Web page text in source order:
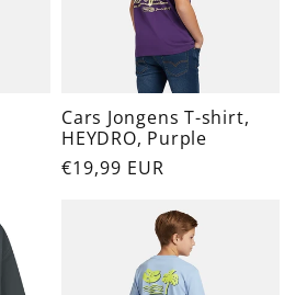
Cars Jongens T-shirt,
HEYDRO, Purple
Normaler
€19,99 EUR